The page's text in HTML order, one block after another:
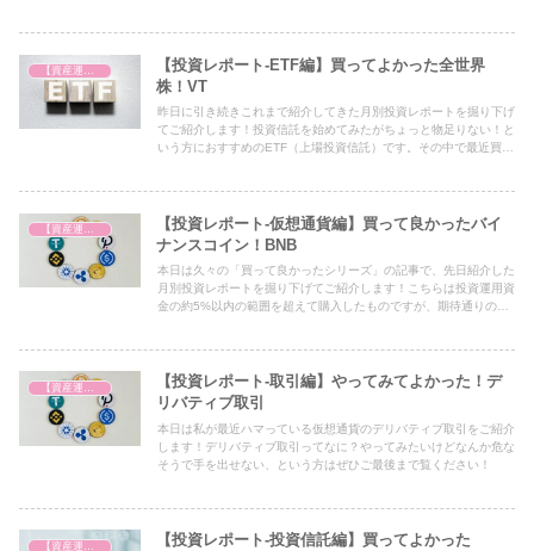
【投資レポート-ETF編】買ってよかった全世界
株！VT
昨日に引き続きこれまで紹介してきた月別投資レポートを掘り下げ
てご紹介します！投資信託を始めてみたがちょっと物足りない！と
いう方におすすめのETF（上場投資信託）です。その中で最近買っ
【投資レポート-仮想通貨編】買って良かったバイ
ナンスコイン！BNB
本日は久々の「買って良かったシリーズ」の記事で、先日紹介した
月別投資レポートを掘り下げてご紹介します！こちらは投資運用資
金の約5%以内の範囲を超えて購入したものですが、期待通りの成
【投資レポート-取引編】やってみてよかった！デ
リバティブ取引
本日は私が最近ハマっている仮想通貨のデリバティブ取引をご紹介
します！デリバティブ取引ってなに？やってみたいけどなんか危な
そうで手を出せない、という方はぜひご最後まで覧ください！
【投資レポート-投資信託編】買ってよかった